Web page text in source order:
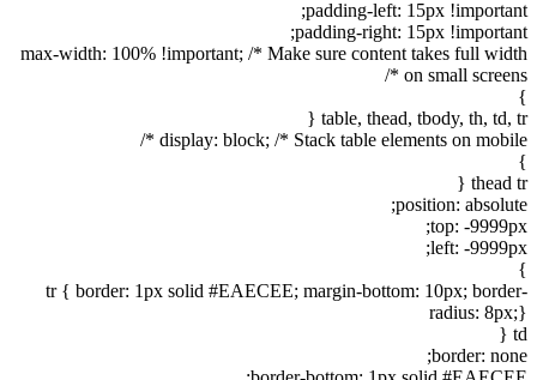
padding-left: 15px !important;
padding-right: 15px !important;
max-width: 100% !important; /* Make sure content takes full width
on small screens */
}
table, thead, tbody, th, td, tr {
display: block; /* Stack table elements on mobile */
}
thead tr {
position: absolute;
top: -9999px;
left: -9999px;
}
tr { border: 1px solid #EAECEE; margin-bottom: 10px; border-
radius: 8px;}
td {
border: none;